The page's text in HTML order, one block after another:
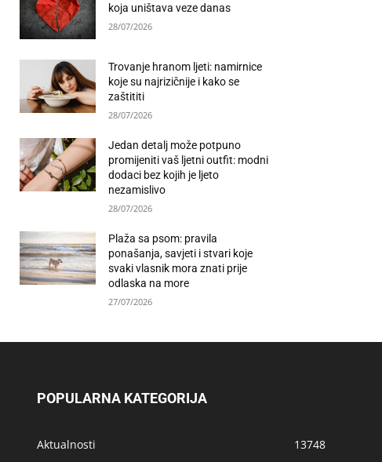
koja uništava veze danas
28/07/2026
Trovanje hranom ljeti: namirnice
koje su najrizičnije i kako se
zaštititi
28/07/2026
Jedan detalj može potpuno
promijeniti vaš ljetni outfit: modni
dodaci bez kojih je ljeto
nezamislivo
28/07/2026
Plaža sa psom: pravila
ponašanja, savjeti i stvari koje
svaki vlasnik mora znati prije
odlaska na more
27/07/2026
POPULARNA KATEGORIJA
Aktualnosti
13748